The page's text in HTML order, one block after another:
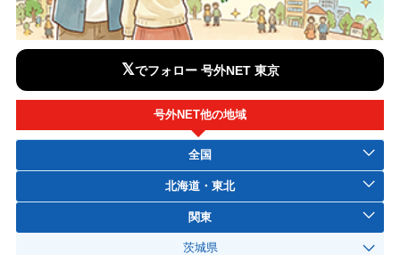
𝕏でフォロー 号外NET 東京
号外NET他の地域
全国
北海道・東北
関東
茨城県